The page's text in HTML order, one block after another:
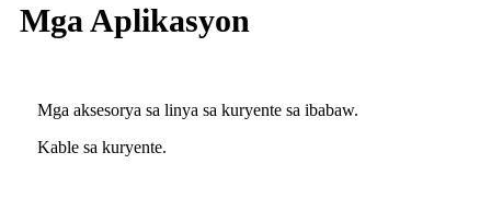
Mga Aplikasyon
Mga aksesorya sa linya sa kuryente sa ibabaw.
Kable sa kuryente.